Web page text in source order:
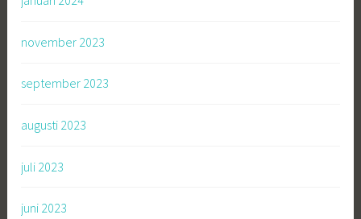
november 2023
september 2023
augusti 2023
juli 2023
juni 2023